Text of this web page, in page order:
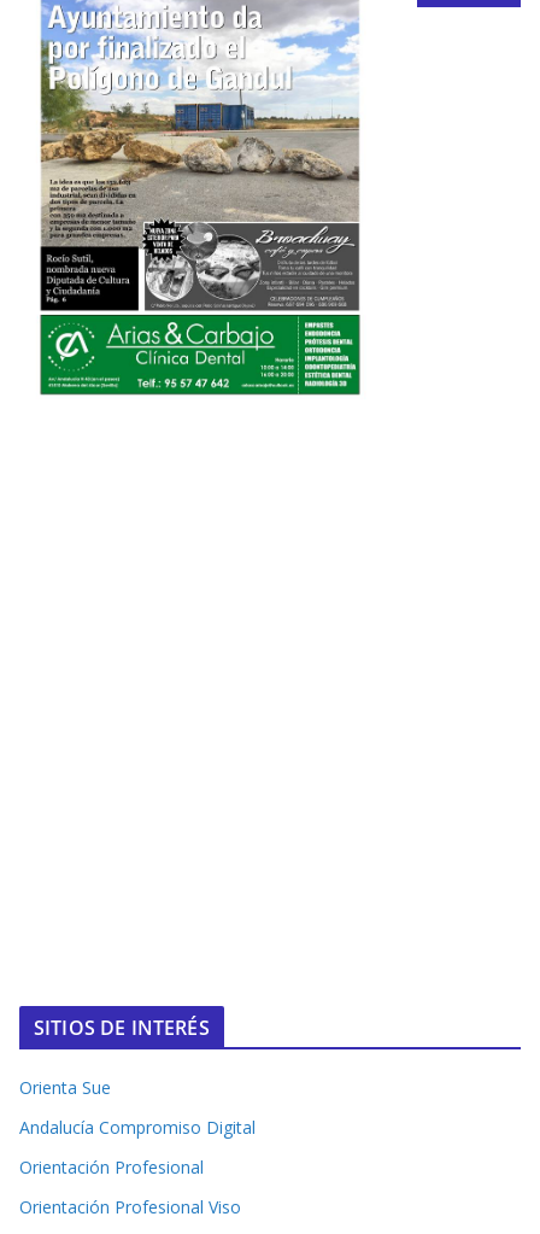
SITIOS DE INTERÉS
Orienta Sue
Andalucía Compromiso Digital
Orientación Profesional
Orientación Profesional Viso